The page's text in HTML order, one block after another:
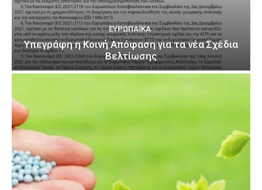
ΕΥΡΩΠΑΪΚΆ
Υπεγράφη η Κοινή Απόφαση για τα νέα Σχέδια
Βελτίωσης